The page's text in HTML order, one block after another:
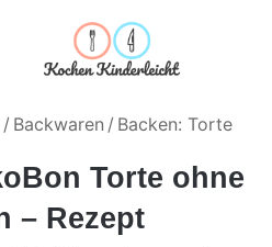
/ Backwaren / Backen: Torte
Torte ohne
– Rezept